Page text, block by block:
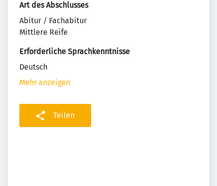
Art des Abschlusses
Abitur / Fachabitur
Mittlere Reife
Erforderliche Sprachkenntnisse
Deutsch
Mehr anzeigen
Teilen